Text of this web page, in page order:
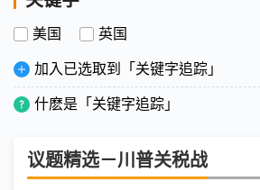
美国 英国
加入已选取到「关键字追踪」
什麽是「关键字追踪」
议题精选－川普关税战